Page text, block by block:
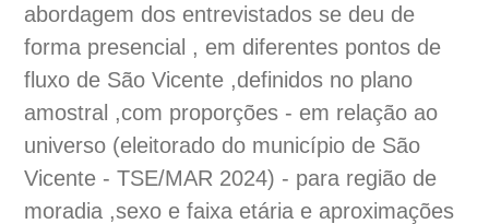
abordagem dos entrevistados se deu de
forma presencial , em diferentes pontos de
fluxo de São Vicente ,definidos no plano
amostral ,com proporções - em relação ao
universo (eleitorado do município de São
Vicente - TSE/MAR 2024) - para região de
moradia ,sexo e faixa etária e aproximações